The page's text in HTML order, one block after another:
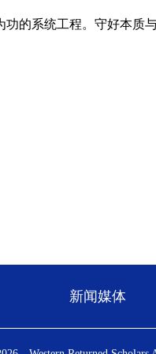
系统工程。守好本质